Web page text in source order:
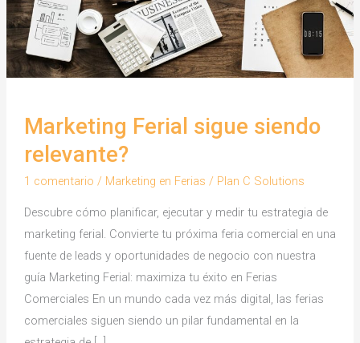
Marketing Ferial sigue siendo
relevante?
1 comentario / Marketing en Ferias / Plan C Solutions
Descubre cómo planificar, ejecutar y medir tu estrategia de
marketing ferial. Convierte tu próxima feria comercial en una
fuente de leads y oportunidades de negocio con nuestra
guía Marketing Ferial: maximiza tu éxito en Ferias
Comerciales En un mundo cada vez más digital, las ferias
comerciales siguen siendo un pilar fundamental en la